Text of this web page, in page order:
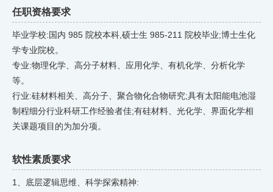
任职资格要求
毕业学校:国内 985 院校本科,硕士生 985-211 院校毕业;博士生化
学专业院校。
专业:物理化学、高分子材料、应用化学、有机化学、分析化学
等。
行业:硅材料相关、高分子、聚合物化合物研究;具有太阳能电池湿
制程细分行业科研工作经验者佳;有硅材料、光化学、界面化学相
关课题项目的为加分项。
软性素质要求
1、底层逻辑思维、科学探索精神: